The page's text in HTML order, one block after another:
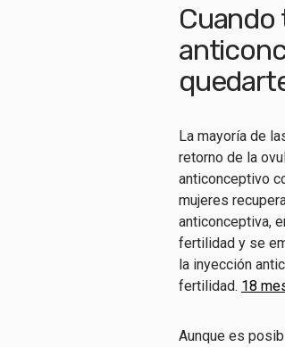
Cuando
La mayoría de
retorno de la
anticonceptivo
mujeres
anticonceptiva,
fertilidad y se
la inyección
fertilidad. 18
Aunque es